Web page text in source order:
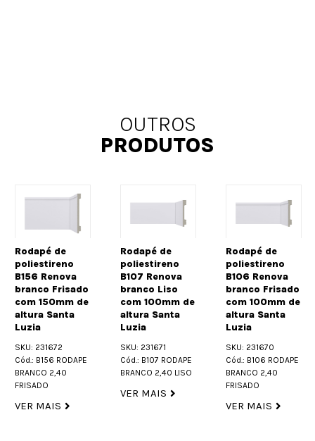
OUTROS
PRODUTOS
Rodapé de
poliestireno
B156 Renova
branco Frisado
com 150mm de
altura Santa
Luzia
SKU: 231672
Cód.: B156 RODAPE
BRANCO 2,40
FRISADO
VER MAIS
Rodapé de
poliestireno
B107 Renova
branco Liso
com 100mm de
altura Santa
Luzia
SKU: 231671
Cód.: B107 RODAPE
BRANCO 2,40 LISO
VER MAIS
Rodapé de
poliestireno
B106 Renova
branco Frisado
com 100mm de
altura Santa
Luzia
SKU: 231670
Cód.: B106 RODAPE
BRANCO 2,40
FRISADO
VER MAIS